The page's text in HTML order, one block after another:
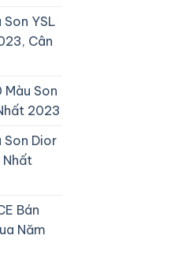
Son YSL
Cân
Màu Son
2023
Son Dior
Bán
Năm